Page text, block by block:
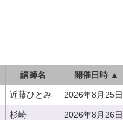
講師名 開催日時 ▲
近藤ひとみ 2026年8月25日
杉崎 2026年8月26日